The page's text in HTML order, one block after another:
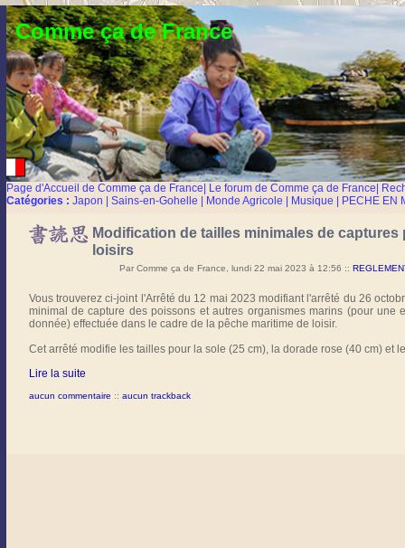
Comme ça de France
Page d'Accueil de Comme ça de France| Le forum de Comme ça de France|
Catégories : Japon |Sains-en-Gohelle | Monde Agricole | Musique | PECHE EN
Modification de tailles minimales de captures
loisirs
Par Comme ça de France, lundi 22 mai 2023 à 12:56 ::
Vous trouverez ci-joint l'Arrêté du 12 mai 2023 modifiant l'arrêté du 26
minimal de capture des poissons et autres organismes marins (pour
donnée) effectuée dans le cadre de la pêche maritime de loisir.
Cet arrêté modifie les tailles pour la sole (25 cm), la dorade rose (40 cm) et
Lire la suite
aucun commentaire :: aucun trackback